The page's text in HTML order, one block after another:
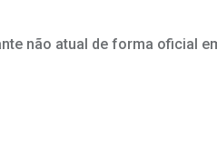
não atual de forma oficial